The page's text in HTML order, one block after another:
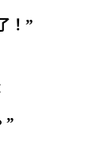
！”
”